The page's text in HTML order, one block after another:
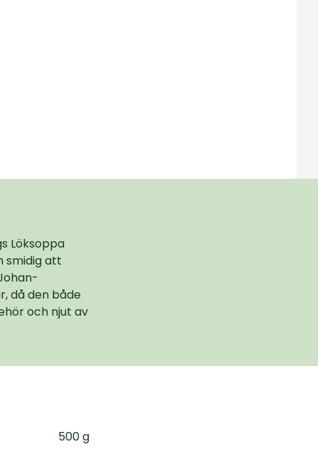
Löksoppa
smidig att
då den både
och njut av
500 g